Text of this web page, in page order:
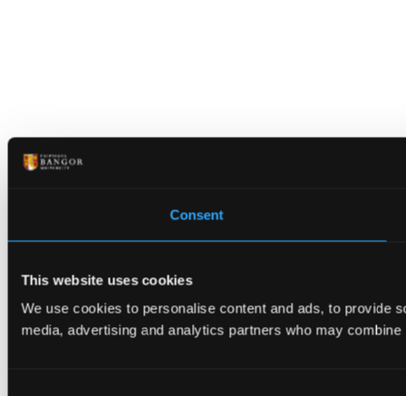
Consent
This website uses cookies
We use cookies to personalise content and ads, to provide
media, advertising and analytics partners who may